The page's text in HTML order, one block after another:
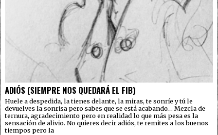
ADIÓS (SIEMPRE NOS QUEDARÁ EL FIB)
Huele a despedida, la tienes delante, la miras, te sonríe y tú le
devuelves la sonrisa pero sabes que se está acabando… Mezcla de
ternura, agradecimiento pero en realidad lo que más pesa es la
sensación de alivio. No quieres decir adiós, te remites a los buenos
tiempos pero la